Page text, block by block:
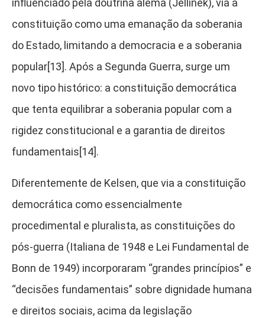
influenciado pela doutrina alemã (Jellinek), via a
constituição como uma emanação da soberania
do Estado, limitando a democracia e a soberania
popular[13]. Após a Segunda Guerra, surge um
novo tipo histórico: a constituição democrática
que tenta equilibrar a soberania popular com a
rigidez constitucional e a garantia de direitos
fundamentais[14].
Diferentemente de Kelsen, que via a constituição
democrática como essencialmente
procedimental e pluralista, as constituições do
pós-guerra (Italiana de 1948 e Lei Fundamental de
Bonn de 1949) incorporaram “grandes princípios” e
“decisões fundamentais” sobre dignidade humana
e direitos sociais, acima da legislação